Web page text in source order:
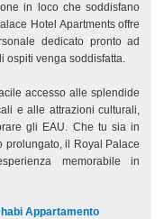
in loco che soddisfano
Hotel Apartments offre
dedicato pronto ad
ospiti venga soddisfatta.
accesso alle splendide
e alle attrazioni culturali,
gli EAU. Che tu sia in
prolungato, il Royal Palace
memorabile in
Appartamento